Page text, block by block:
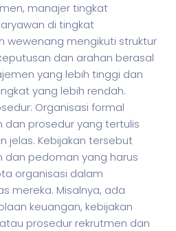
manajer tingkat
di tingkat
wewenang mengikuti struktur
dan arahan berasal
yang lebih tinggi dan
yang lebih rendah.
Organisasi formal
dan prosedur yang tertulis
jelas. Kebijakan tersebut
dan pedoman yang harus
organisasi dalam
mereka. Misalnya, ada
keuangan, kebijakan
prosedur rekrutmen dan